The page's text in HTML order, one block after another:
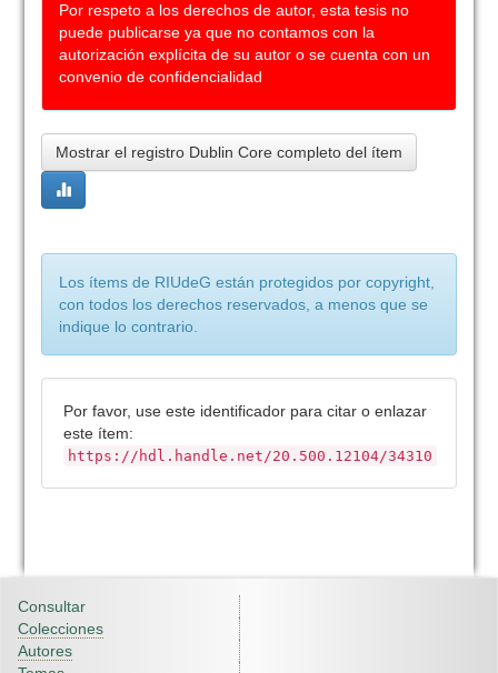
Por respeto a los derechos de autor, esta tesis no
puede publicarse ya que no contamos con la
autorización explícita de su autor o se cuenta con un
convenio de confidencialidad
Mostrar el registro Dublin Core completo del ítem
Los ítems de RIUdeG están protegidos por copyright,
con todos los derechos reservados, a menos que se
indique lo contrario.
Por favor, use este identificador para citar o enlazar
este ítem:
https://hdl.handle.net/20.500.12104/34310
Consultar
Colecciones
Autores